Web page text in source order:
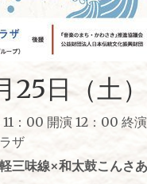
25日（土）
：00 開演 12：00 終
ザ
三味線×和太鼓こんさ